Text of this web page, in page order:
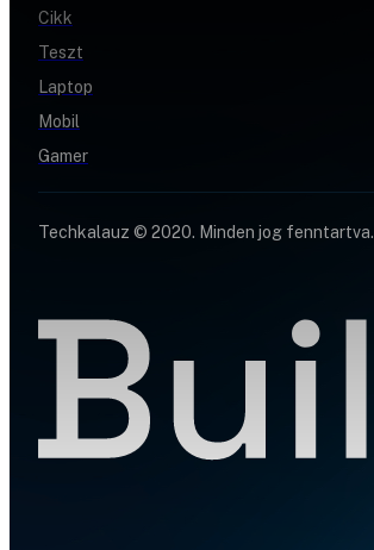
Cikk
Teszt
Laptop
Mobil
Gamer
Techkalauz © 2020. Minden jog fenntartva.